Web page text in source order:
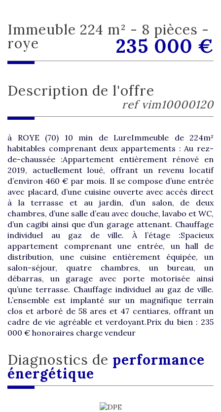
immeuble 224 m² - 8 pièces -
roye 235 000 €
description de l'offre
ref vim10000120
à ROYE (70) 10 min de LureImmeuble de 224m²
habitables comprenant deux appartements : Au rez-
de-chaussée :Appartement entièrement rénové en
2019, actuellement loué, offrant un revenu locatif
d’environ 460 € par mois. Il se compose d’une entrée
avec placard, d’une cuisine ouverte avec accès direct
à la terrasse et au jardin, d’un salon, de deux
chambres, d’une salle d’eau avec douche, lavabo et WC,
d’un cagibi ainsi que d’un garage attenant. Chauffage
individuel au gaz de ville. À l’étage :Spacieux
appartement comprenant une entrée, un hall de
distribution, une cuisine entièrement équipée, un
salon-séjour, quatre chambres, un bureau, un
débarras, un garage avec porte motorisée ainsi
qu’une terrasse. Chauffage individuel au gaz de ville.
L’ensemble est implanté sur un magnifique terrain
clos et arboré de 58 ares et 47 centiares, offrant un
cadre de vie agréable et verdoyant.Prix du bien : 235
000 € honoraires charge vendeur
diagnostics de performance
énergétique